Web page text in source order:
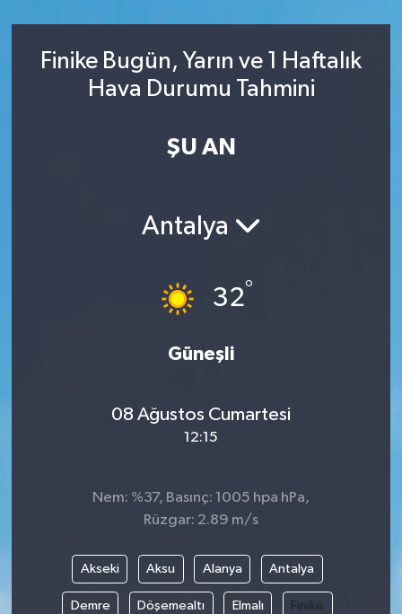
Finike Bugün, Yarın ve 1 Haftalık
Hava Durumu Tahmini
ŞU AN
Antalya
32°
Güneşli
08 Ağustos Cumartesi
12:15
Nem: %37, Basınç: 1005 hpa hPa,
Rüzgar: 2.89 m/s
Akseki Aksu Alanya Antalya
Demre Döşemealtı Elmalı Finike
SİYASET
SPOR
Tüm Manşetler
Son Dakika Haberleri